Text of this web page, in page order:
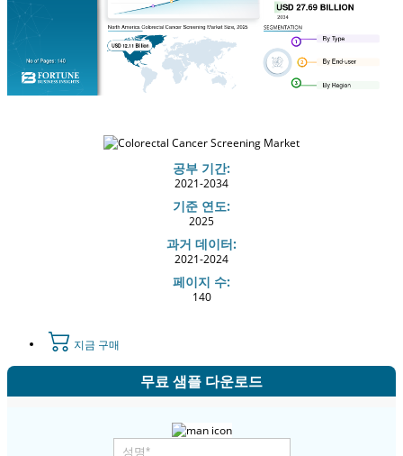
공부 기간:
2021-2034
기준 연도:
2025
과거 데이터:
2021-2024
페이지 수:
140
지금 구매
무료 샘플 다운로드